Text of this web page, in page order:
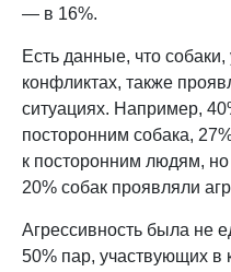
— в 16%.
Есть данные, что
конфликтах, также
ситуациях. Например,
посторонним собака,
к посторонним людям, но
20% собак проявляли
Агрессивность была не
50% пар, участвующих в